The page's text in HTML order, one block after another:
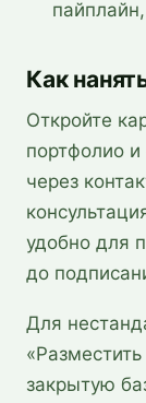
Как
Откройте
портфолио
через
удобно для
до
Для
закрытую